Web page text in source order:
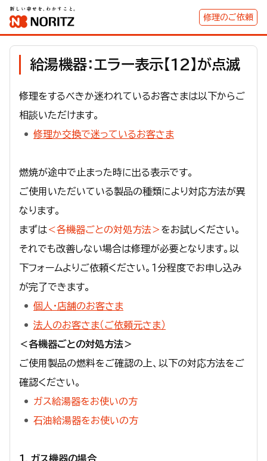
修理のご依頼
給湯機器：エラー表示【12】が点滅
修理をするべきか迷われているお客さまは以下からご
相談いただけます。
修理か交換で迷っているお客さま
燃焼が途中で止まった時に出る表示です。
ご使用いただいている製品の種類により対応方法が異
なります。
まずは＜各機器ごとの対処方法＞ をお試しください。
それでも改善しない場合は修理が必要となります。以
下フォームよりご依頼ください。１分程度でお申し込み
が完了できます。
個人・店舗のお客さま
法人のお客さま（ご依頼元さま）
＜各機器ごとの対処方法＞
ご使用製品の燃料をご確認の上、以下の対応方法をご
確認ください。
ガス給湯器をお使いの方
石油給湯器をお使いの方
１．ガス機器の場合